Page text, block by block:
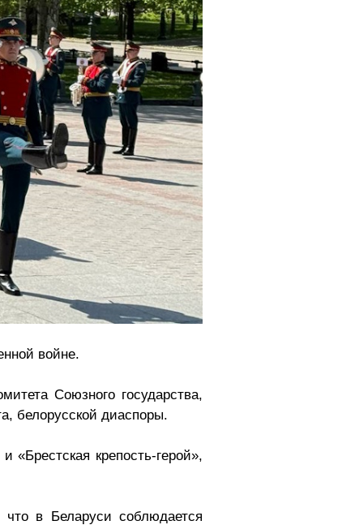
войне.
Союзного государства,
белорусской диаспоры.
крепость-герой»,
в Беларуси соблюдается